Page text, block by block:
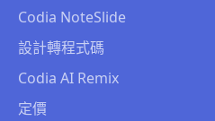
Codia NoteSlide
設計轉程式碼
Codia AI Remix
定價